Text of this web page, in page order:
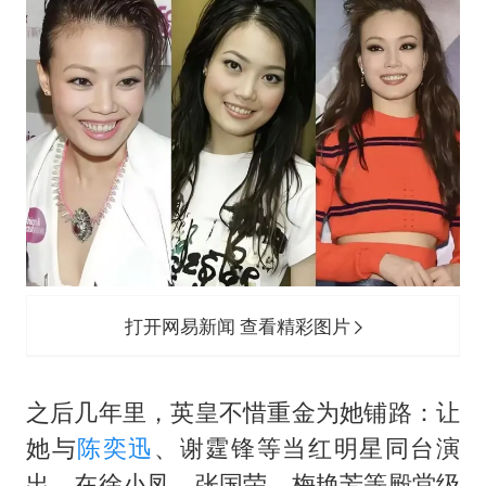
打开网易新闻 查看精彩图片
之后几年里，英皇不惜重金为她铺路：让
她与陈奕迅、谢霆锋等当红明星同台演